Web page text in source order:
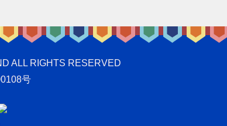
ALL RIGHTS RESERVED
号